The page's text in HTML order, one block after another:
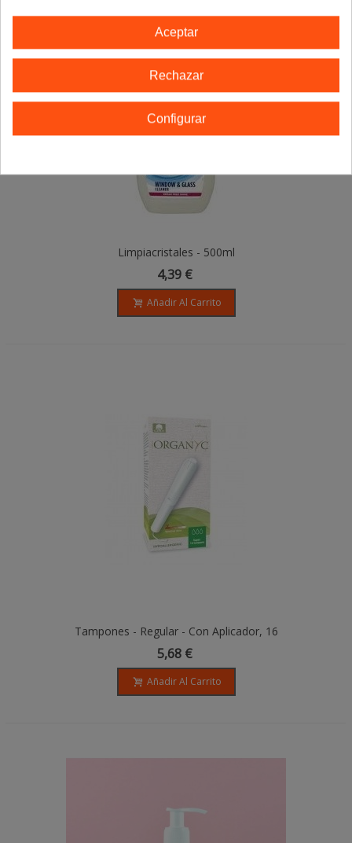
Limpiacristales - 500ml
4,39 €
Añadir Al Carrito
Tampones - Regular - Con Aplicador, 16
Unidades - Organyc
5,68 €
Añadir Al Carrito
Aceptar
Rechazar
Configurar